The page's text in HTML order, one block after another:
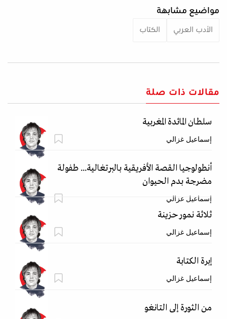
مواضيع مشابهة
الأدب العربي الكتاب
مقالات ذات صلة
سلطان المائدة المغربية
إسماعيل غزالي
أنطولوجيا القصة الأفريقية بالبرتغالية... طفولة
مضرجة بدم الحيوان
إسماعيل غزالي
ثلاثة نمور حزينة
إسماعيل غزالي
إبرة الكتابة
إسماعيل غزالي
من الثورة إلى التانغو